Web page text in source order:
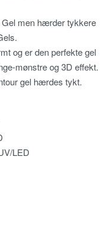
Gel men hærder tykkere
og er den perfekte gel
mønstre og 3D effekt.
gel hærdes tykt.
LED